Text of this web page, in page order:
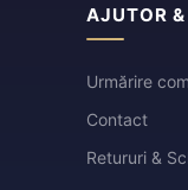
AJUTOR
Urmărire
Contact
Retururi &